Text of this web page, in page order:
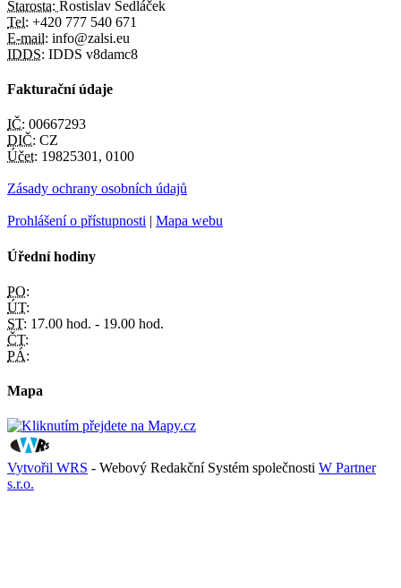
Starosta: Rostislav Sedláček
Tel: +420 777 540 671
E-mail: info@zalsi.eu
IDDS: IDDS v8damc8
Fakturační údaje
IČ: 00667293
DIČ: CZ
Účet: 19825301, 0100
Zásady ochrany osobních údajů
Prohlášení o přístupnosti | Mapa webu
Úřední hodiny
PO:
ÚT:
ST: 17.00 hod. - 19.00 hod.
ČT:
PÁ:
Mapa
Vytvořil WRS - Webový Redakční Systém společnosti W Partner
s.r.o.